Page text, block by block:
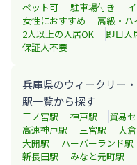
ペット可 駐車場付き
女性におすすめ
高級・ハ
2人以上の入居OK
即日入
保証人不要
兵庫県のウィークリー
駅一覧から探す
三ノ宮駅 神戸駅 貿易
高速神戸駅 三宮駅 大
大開駅 ハーバーランド駅
新長田駅 みなと元町駅